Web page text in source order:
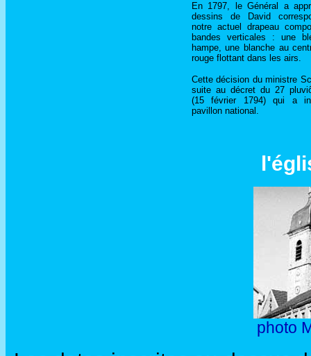
En 1797, le Général a
dessins de David
notre actuel drapeau
bandes verticales : une
hampe, une blanche au
rouge flottant dans les airs.
Cette décision du ministre
suite au décret du 27
(15 février 1794) qui a
pavillon national.
photo